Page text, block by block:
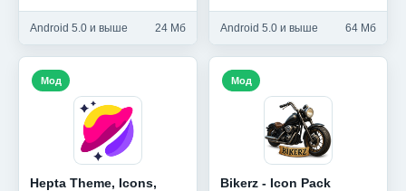
Android 5.0 и выше 24 Мб Android 5.0 и выше 64 Мб
Hepta Theme, Icons,
Мод
Bikerz - Icon Pack
Мод